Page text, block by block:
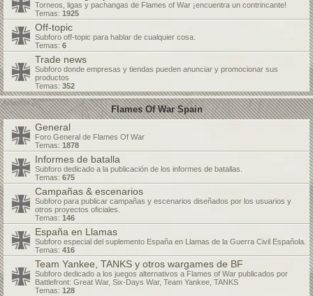
Torneos, ligas y pachangas de Flames of War ¡encuentra un contrincante!
Temas: 1925
Off-topic
Subforo off-topic para hablar de cualquier cosa.
Temas: 6
Trade news
Subforo donde empresas y tiendas pueden anunciar y promocionar sus
productos
Temas: 352
Flames Of War Spain
General
Foro General de Flames Of War
Temas: 1878
Informes de batalla
Subforo dedicado a la publicación de los informes de batallas.
Temas: 675
Campañas & escenarios
Subforo para publicar campañas y escenarios diseñados por los usuarios y
otros proyectos oficiales.
Temas: 146
España en Llamas
Subforo especial del suplemento España en Llamas de la Guerra Civil Española.
Temas: 416
Team Yankee, TANKS y otros wargames de BF
Subforo dedicado a los juegos alternativos a Flames of War publicados por
Battlefront: Great War, Six-Days War, Team Yankee, TANKS
Temas: 128